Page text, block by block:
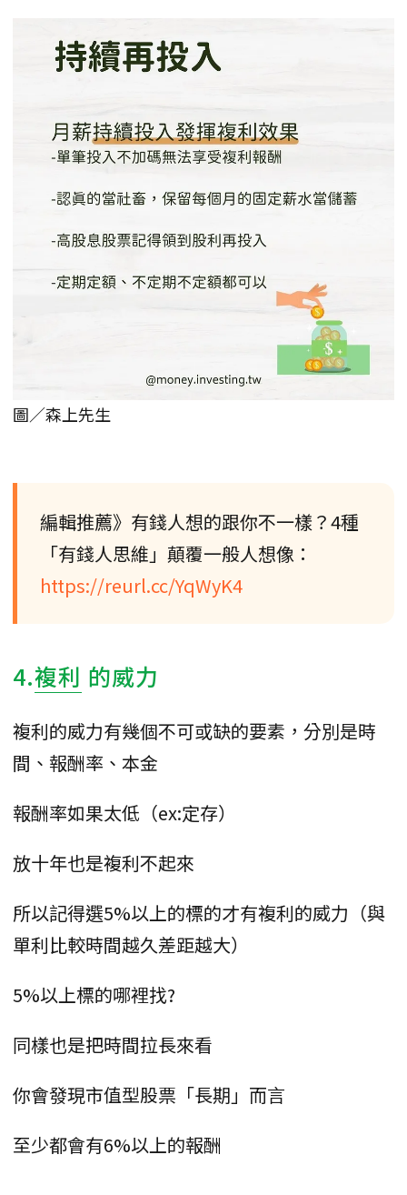
圖／森上先生
編輯推薦》有錢人想的跟你不一樣？4種
「有錢人思維」顛覆一般人想像：
https://reurl.cc/YqWyK4
4.複利 的威力
複利的威力有幾個不可或缺的要素，分別是時
間、報酬率、本金
報酬率如果太低（ex:定存）
放十年也是複利不起來
所以記得選5%以上的標的才有複利的威力（與
單利比較時間越久差距越大）
5%以上標的哪裡找?
同樣也是把時間拉長來看
你會發現市值型股票「長期」而言
至少都會有6%以上的報酬